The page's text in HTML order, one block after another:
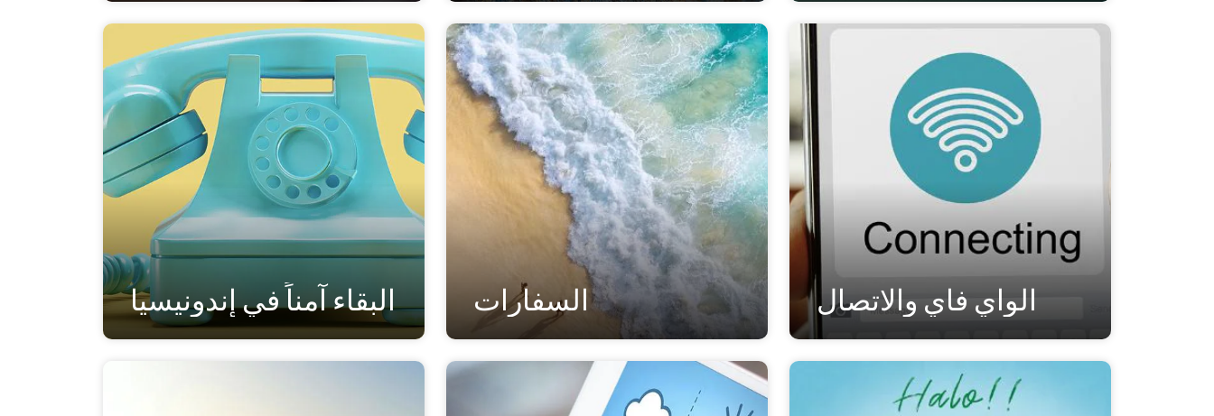
الواي فاي والاتصال السفارات البقاء آمناً في إندونيسيا